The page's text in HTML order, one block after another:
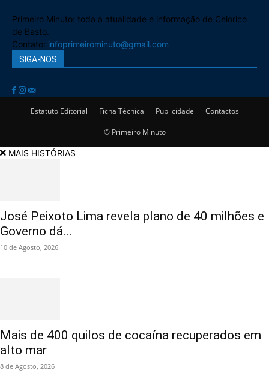
Primeiro Minuto: toda a atualidade e informação de Celorico
de Basto.
Contato: infoprimeirominuto@gmail.com
SIGA-NOS
Estatuto Editorial Ficha Técnica Publicidade Contactos
© Primeiro Minuto
MAIS HISTÓRIAS
José Peixoto Lima revela plano de 40 milhões e
Governo dá...
10 de Agosto, 2026
Mais de 400 quilos de cocaína recuperados em
alto mar
8 de Agosto, 2026